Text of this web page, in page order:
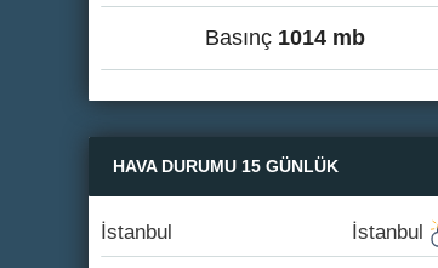
Basınç 1014 mb
HAVA DURUMU 15 GÜNLÜK
İstanbul İstanbul